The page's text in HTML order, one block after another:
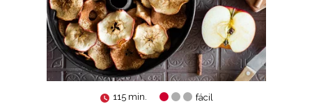
115 min. fácil